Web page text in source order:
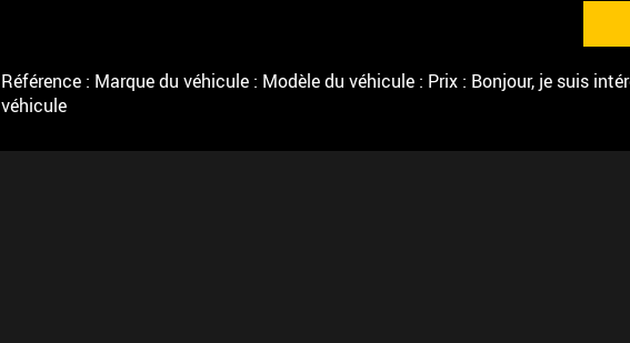
Référence : Marque du véhicule : Modèle du véhicule : Prix : Bonjour, je suis
véhicule